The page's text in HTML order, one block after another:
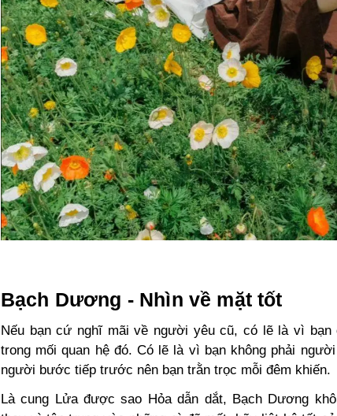
Bạch Dương - Nhìn về mặt tốt
Nếu bạn cứ nghĩ mãi về người yêu cũ, có lẽ là vì bạn
trong mối quan hệ đó. Có lẽ là vì bạn không phải
người bước tiếp trước nên bạn trằn trọc mỗi đêm khiến.
Là cung Lửa được sao Hỏa dẫn dắt, Bạch Dương